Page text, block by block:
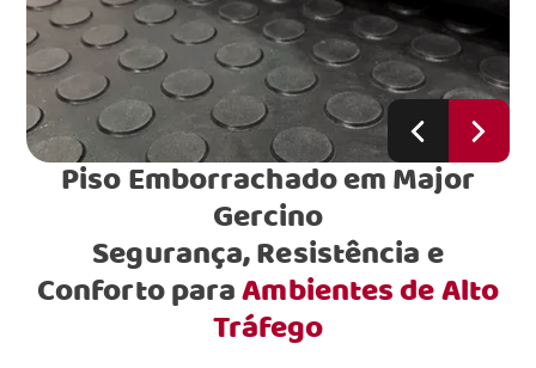
Piso Emborrachado em Major
Gercino
Segurança, Resistência e
Conforto paraAmbientes de Alto
Tráfego